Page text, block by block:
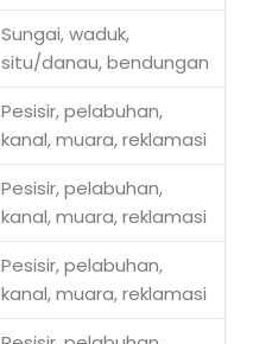
Sungai, waduk,
situ/danau, bendungan
Pesisir, pelabuhan,
kanal, muara, reklamasi
Pesisir, pelabuhan,
kanal, muara, reklamasi
Pesisir, pelabuhan,
kanal, muara, reklamasi